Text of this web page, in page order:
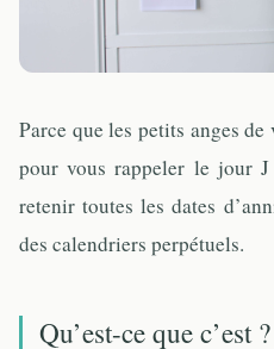
Parce que les petits anges de
pour vous rappeler le jour
retenir toutes les dates
des calendriers perpétuels.
Qu’est-ce que c’est ?